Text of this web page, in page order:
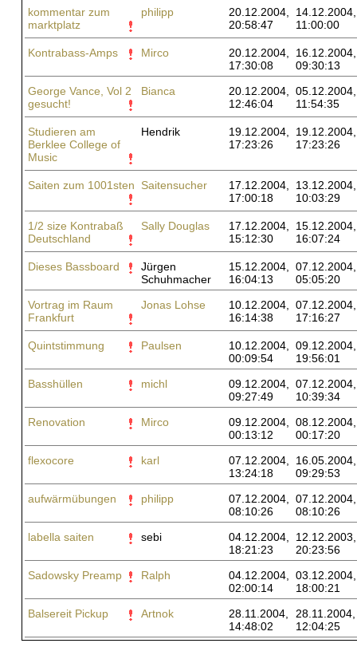
kommentar zum
marktplatz
philipp
20.12.2004,
20:58:47
14.12.2004,
11:00:00
Kontrabass-Amps Mirco
20.12.2004,
17:30:08
16.12.2004,
09:30:13
George Vance, Vol 2
gesucht!
Bianca
20.12.2004,
12:46:04
05.12.2004,
11:54:35
Studieren am
Berklee College of
Music
Hendrik
19.12.2004,
17:23:26
19.12.2004,
17:23:26
Saiten zum 1001sten Saitensucher
17.12.2004,
17:00:18
13.12.2004,
10:03:29
1/2 size Kontrabaß
Deutschland
Sally Douglas
17.12.2004,
15:12:30
15.12.2004,
16:07:24
Dieses Bassboard
Jürgen
Schuhmacher
15.12.2004,
16:04:13
07.12.2004,
05:05:20
Vortrag im Raum
Frankfurt
Jonas Lohse
10.12.2004,
16:14:38
07.12.2004,
17:16:27
Quintstimmung Paulsen
10.12.2004,
00:09:54
09.12.2004,
19:56:01
Basshüllen
michl
09.12.2004,
09:27:49
07.12.2004,
10:39:34
Renovation
Mirco
09.12.2004,
00:13:12
08.12.2004,
00:17:20
flexocore
karl
07.12.2004,
13:24:18
16.05.2004,
09:29:53
aufwärmübungen
philipp
07.12.2004,
08:10:26
07.12.2004,
08:10:26
labella saiten
sebi
04.12.2004,
18:21:23
12.12.2003,
20:23:56
Sadowsky Preamp
Ralph
04.12.2004,
02:00:14
03.12.2004,
18:00:21
Balsereit Pickup
Artnok
28.11.2004,
14:48:02
28.11.2004,
12:04:25